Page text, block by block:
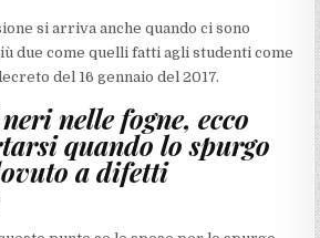
si arriva anche quando ci sono
due come quelli fatti agli studenti come
del 16 gennaio del 2017.
nelle fogne, ecco
quando lo spurgo
a difetti